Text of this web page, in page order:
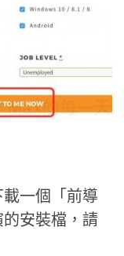
一個「前導
安裝檔，請